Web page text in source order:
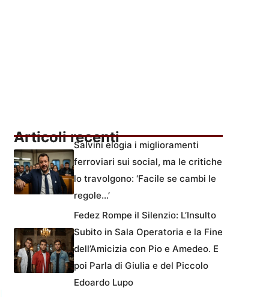
Articoli recentiSalvini elogia i miglioramenti
ferroviari sui social, ma le critiche
lo travolgono: ‘Facile se cambi le
regole…’
Fedez Rompe il Silenzio: L’Insulto
Subito in Sala Operatoria e la Fine
dell’Amicizia con Pio e Amedeo. E
poi Parla di Giulia e del Piccolo
Edoardo Lupo